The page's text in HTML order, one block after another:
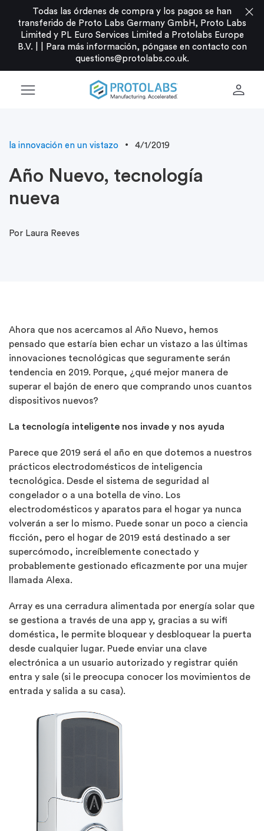
Todas las órdenes de compra y los pagos se han
transferido de Proto Labs Germany GmbH, Proto Labs
Limited y PL Euro Services Limited a Protolabs Europe
B.V. |
Para más información, póngase en contacto con
questions@protolabs.co.uk.
close
menu person
la innovación en un vistazo 4/1/2019
Año Nuevo, tecnología
nueva
Por Laura Reeves
Ahora que nos acercamos al Año Nuevo, hemos
pensado que estaría bien echar un vistazo a las últimas
innovaciones tecnológicas que seguramente serán
tendencia en 2019. Porque, ¿qué mejor manera de
superar el bajón de enero que comprando unos cuantos
dispositivos nuevos?
La tecnología inteligente nos invade y nos ayuda
Parece que 2019 será el año en que dotemos a nuestros
prácticos electrodomésticos de inteligencia
tecnológica. Desde el sistema de seguridad al
congelador o a una botella de vino. Los
electrodomésticos y aparatos para el hogar ya nunca
volverán a ser lo mismo. Puede sonar un poco a ciencia
ficción, pero el hogar de 2019 está destinado a ser
supercómodo, increíblemente conectado y
probablemente gestionado eficazmente por una mujer
llamada Alexa.
Array es una cerradura alimentada por energía solar que
se gestiona a través de una app y, gracias a su wifi
doméstica, le permite bloquear y desbloquear la puerta
desde cualquier lugar. Puede enviar una clave
electrónica a un usuario autorizado y registrar quién
entra y sale (si le preocupa conocer los movimientos de
entrada y salida a su casa).